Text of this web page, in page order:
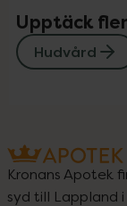
Upptäck
Hudvård
Kronans Apotek
syd till Lappland